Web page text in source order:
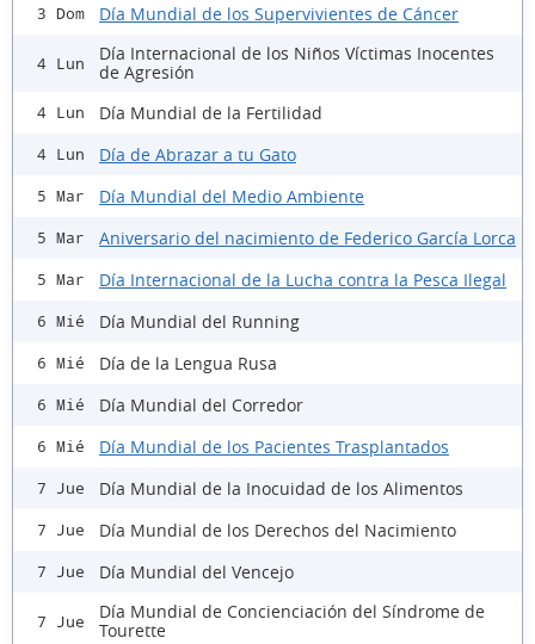
3 Dom Día Mundial de los Supervivientes de Cáncer
4 Lun
Día Internacional de los Niños Víctimas Inocentes
de Agresión
4 Lun Día Mundial de la Fertilidad
4 Lun Día de Abrazar a tu Gato
5 Mar Día Mundial del Medio Ambiente
5 Mar Aniversario del nacimiento de Federico García Lorca
5 Mar Día Internacional de la Lucha contra la Pesca Ilegal
6 Mié Día Mundial del Running
6 Mié Día de la Lengua Rusa
6 Mié Día Mundial del Corredor
6 Mié Día Mundial de los Pacientes Trasplantados
7 Jue Día Mundial de la Inocuidad de los Alimentos
7 Jue Día Mundial de los Derechos del Nacimiento
7 Jue Día Mundial del Vencejo
7 Jue
Día Mundial de Concienciación del Síndrome de
Tourette